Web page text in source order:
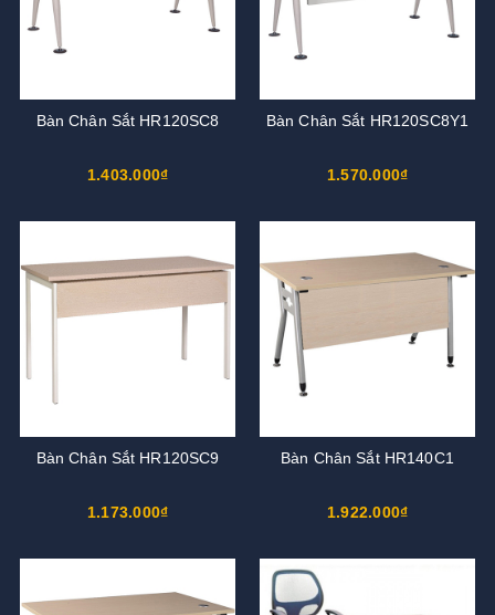
Bàn Chân Sắt HR120SC8
1.403.000₫
Bàn Chân Sắt HR120SC8Y1
1.570.000₫
Bàn Chân Sắt HR120SC9
1.173.000₫
Bàn Chân Sắt HR140C1
1.922.000₫